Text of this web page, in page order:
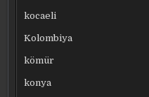
kocaeli
Kolombiya
kömür
konya